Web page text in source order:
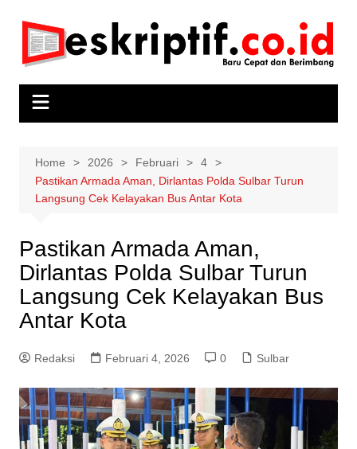
content
Home 2026 Februari
4
Pastikan Armada Aman, Dirlantas Polda Sulbar Turun
Langsung Cek Kelayakan Bus Antar Kota
Pastikan Armada Aman,
Dirlantas Polda Sulbar Turun
Langsung Cek Kelayakan Bus
Antar Kota
Redaksi Februari 4, 2026 0 Sulbar